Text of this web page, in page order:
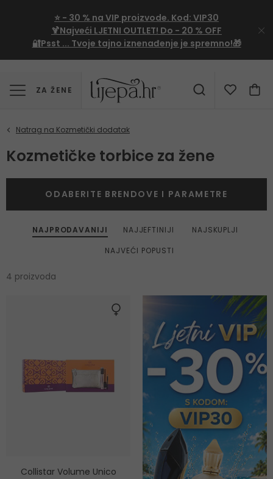
⭐ - 30 % na VIP proizvode. Kod: VIP30
🍹Najveći LJETNI OUTLET! Do - 20 % OFF
🔐Psst ... Tvoje tajno iznenađenje je spremno!🎁
ZA ŽENE
Kozmetičke torbice za žene
NAJPRODAVANIJI NAJJEFTINIJI
NAJSKUPLJI
NAJVEĆI POPUSTI
4 proizvoda
ODABERITE BRENDOVE I PARAMETRE
Collistar Volume Unico